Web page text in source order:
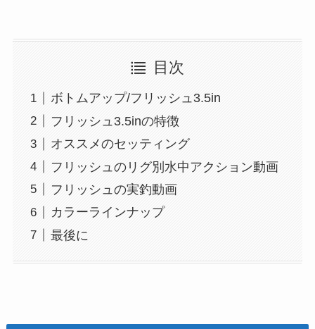
目次
ボトムアップ/フリッシュ3.5in
フリッシュ3.5inの特徴
オススメのセッティング
フリッシュのリグ別水中アクション動画
フリッシュの実釣動画
カラーラインナップ
最後に